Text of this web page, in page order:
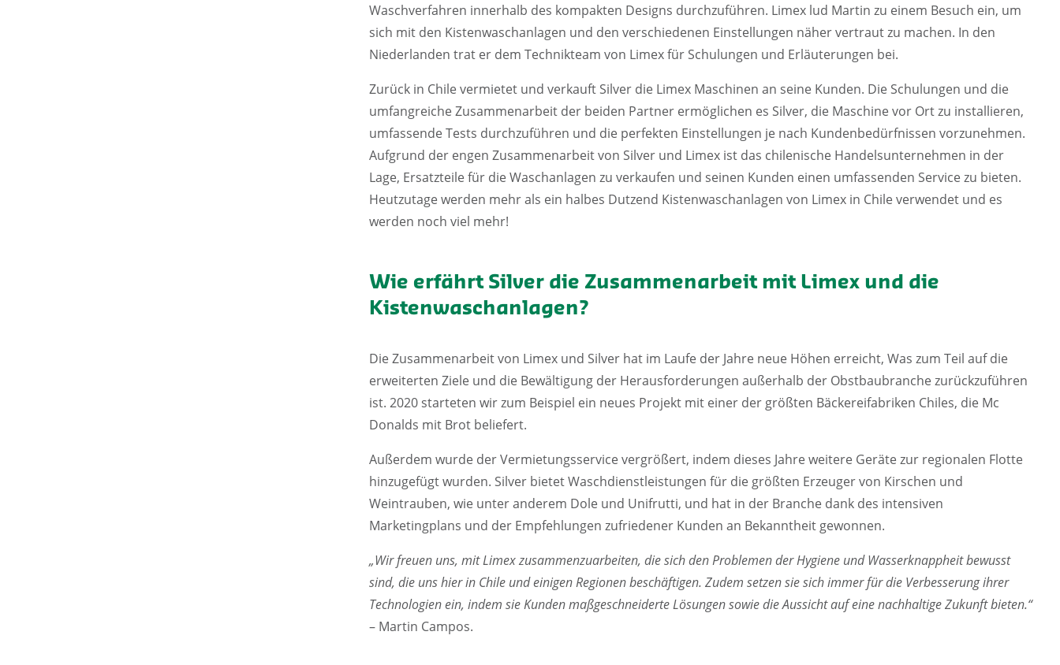
Waschverfahren innerhalb des kompakten Designs durchzuführen. Limex lud Martin zu einem Besuch ein, um
sich mit den Kistenwaschanlagen und den verschiedenen Einstellungen näher vertraut zu machen. In den
Niederlanden trat er dem Technikteam von Limex für Schulungen und Erläuterungen bei.
Zurück in Chile vermietet und verkauft Silver die Limex Maschinen an seine Kunden. Die Schulungen und die
umfangreiche Zusammenarbeit der beiden Partner ermöglichen es Silver, die Maschine vor Ort zu installieren,
umfassende Tests durchzuführen und die perfekten Einstellungen je nach Kundenbedürfnissen vorzunehmen.
Aufgrund der engen Zusammenarbeit von Silver und Limex ist das chilenische Handelsunternehmen in der
Lage, Ersatzteile für die Waschanlagen zu verkaufen und seinen Kunden einen umfassenden Service zu bieten.
Heutzutage werden mehr als ein halbes Dutzend Kistenwaschanlagen von Limex in Chile verwendet und es
werden noch viel mehr!
Wie erfährt Silver die Zusammenarbeit mit Limex und die
Kistenwaschanlagen?
Die Zusammenarbeit von Limex und Silver hat im Laufe der Jahre neue Höhen erreicht, Was zum Teil auf die
erweiterten Ziele und die Bewältigung der Herausforderungen außerhalb der Obstbaubranche zurückzuführen
ist. 2020 starteten wir zum Beispiel ein neues Projekt mit einer der größten Bäckereifabriken Chiles, die Mc
Donalds mit Brot beliefert.
Außerdem wurde der Vermietungsservice vergrößert, indem dieses Jahre weitere Geräte zur regionalen Flotte
hinzugefügt wurden. Silver bietet Waschdienstleistungen für die größten Erzeuger von Kirschen und
Weintrauben, wie unter anderem Dole und Unifrutti, und hat in der Branche dank des intensiven
Marketingplans und der Empfehlungen zufriedener Kunden an Bekanntheit gewonnen.
„Wir freuen uns, mit Limex zusammenzuarbeiten, die sich den Problemen der Hygiene und Wasserknappheit bewusst
sind, die uns hier in Chile und einigen Regionen beschäftigen. Zudem setzen sie sich immer für die Verbesserung ihrer
Technologien ein, indem sie Kunden maßgeschneiderte Lösungen sowie die Aussicht auf eine nachhaltige Zukunft bieten.“
– Martin Campos.